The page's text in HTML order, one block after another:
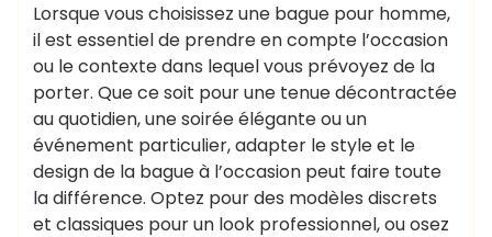
Lorsque vous choisissez une bague pour homme,
il est essentiel de prendre en compte l’occasion
ou le contexte dans lequel vous prévoyez de la
porter. Que ce soit pour une tenue décontractée
au quotidien, une soirée élégante ou un
événement particulier, adapter le style et le
design de la bague à l’occasion peut faire toute
la différence. Optez pour des modèles discrets
et classiques pour un look professionnel, ou osez